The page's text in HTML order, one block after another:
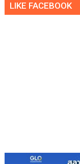
LIKE FACEBOOK